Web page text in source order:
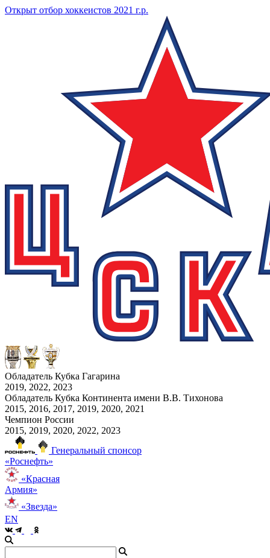
Открыт отбор хоккеистов 2021 г.р.
Обладатель Кубка Гагарина
2019, 2022, 2023
Обладатель Кубка Континента имени В.В. Тихонова
2015, 2016, 2017, 2019, 2020, 2021
Чемпион России
2015, 2019, 2020, 2022, 2023
Генеральный спонсор
«Роснефть»
«Красная
Армия»
«Звезда»
EN